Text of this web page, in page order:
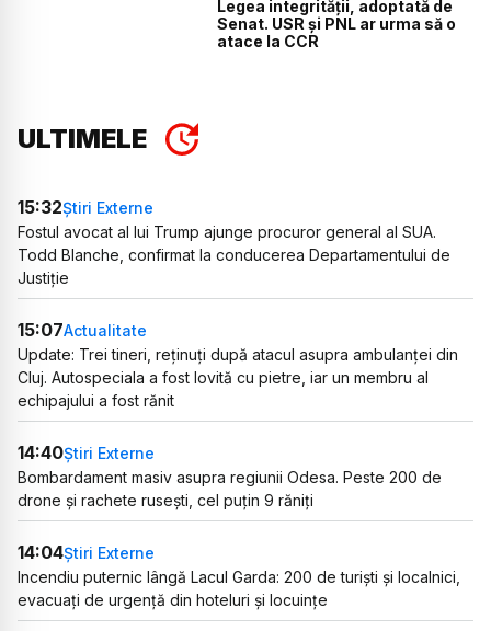
Legea integrității, adoptată de
Senat. USR și PNL ar urma să o
atace la CCR
ULTIMELE
15:32Știri Externe
Fostul avocat al lui Trump ajunge procuror general al SUA.
Todd Blanche, confirmat la conducerea Departamentului de
Justiție
15:07Actualitate
Update: Trei tineri, reținuți după atacul asupra ambulanței din
Cluj. Autospeciala a fost lovită cu pietre, iar un membru al
echipajului a fost rănit
14:40Știri Externe
Bombardament masiv asupra regiunii Odesa. Peste 200 de
drone și rachete rusești, cel puțin 9 răniți
14:04Știri Externe
Incendiu puternic lângă Lacul Garda: 200 de turiști și localnici,
evacuați de urgență din hoteluri și locuințe